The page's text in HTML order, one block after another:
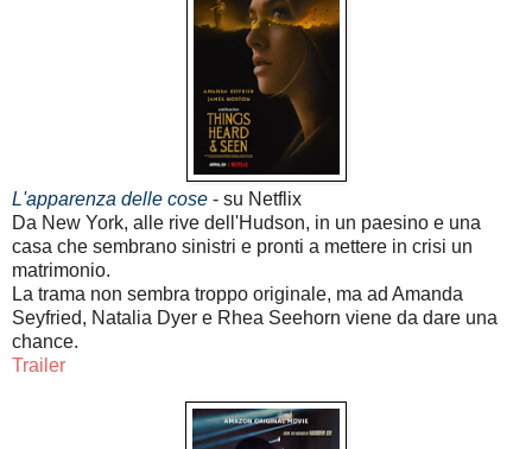
L'apparenza delle cose - su Netflix
Da New York, alle rive dell'Hudson, in un paesino e una
casa che sembrano sinistri e pronti a mettere in crisi un
matrimonio.
La trama non sembra troppo originale, ma ad Amanda
Seyfried, Natalia Dyer e Rhea Seehorn viene da dare una
chance.
Trailer